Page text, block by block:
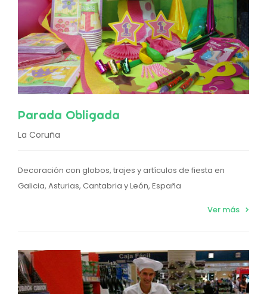
Parada Obligada
La Coruña
Decoración con globos, trajes y artículos de fiesta en
Galicia, Asturias, Cantabria y León, España
Ver más